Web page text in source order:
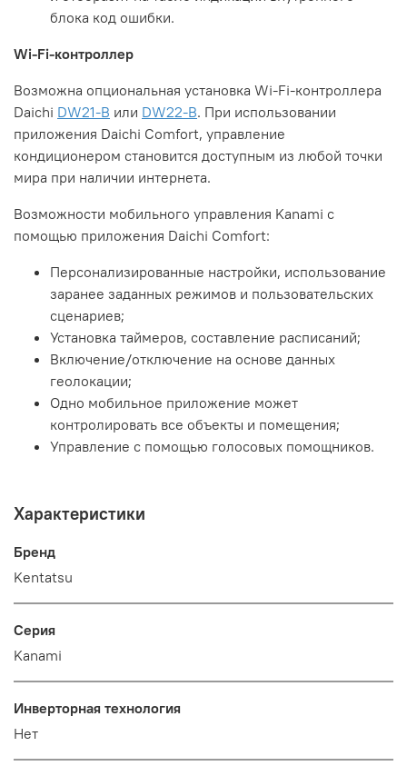
блока код ошибки.
Wi-Fi-контроллер
Возможна опциональная установка Wi-Fi-контроллера
Daichi DW21-B или DW22-B. При использовании
приложения Daichi Comfort, управление
кондиционером становится доступным из любой точки
мира при наличии интернета.
Возможности мобильного управления Kanami с
помощью приложения Daichi Comfort:
Персонализированные настройки, использование
заранее заданных режимов и пользовательских
сценариев;
Установка таймеров, составление расписаний;
Включение/отключение на основе данных
геолокации;
Одно мобильное приложение может
контролировать все объекты и помещения;
Управление с помощью голосовых помощников.
Характеристики
Бренд
Kentatsu
Серия
Kanami
Инверторная технология
Нет